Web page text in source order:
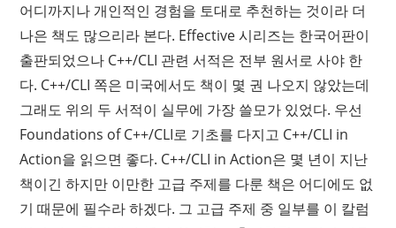
어디까지나 개인적인 경험을 토대로 추천하는 것이라 더
나은 책도 많으리라 본다. Effective 시리즈는 한국어판이
출판되었으나 C++/CLI 관련 서적은 전부 원서로 사야 한
다. C++/CLI 쪽은 미국에서도 책이 몇 권 나오지 않았는데
그래도 위의 두 서적이 실무에 가장 쓸모가 있었다. 우선
Foundations of C++/CLI로 기초를 다지고 C++/CLI in
Action을 읽으면 좋다. C++/CLI in Action은 몇 년이 지난
책이긴 하지만 이만한 고급 주제를 다룬 책은 어디에도 없
기 때문에 필수라 하겠다. 그 고급 주제 중 일부를 이 칼럼